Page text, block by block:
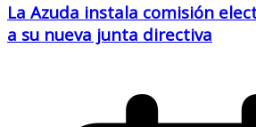
La Azuda instala comisión
a su nueva junta directiva